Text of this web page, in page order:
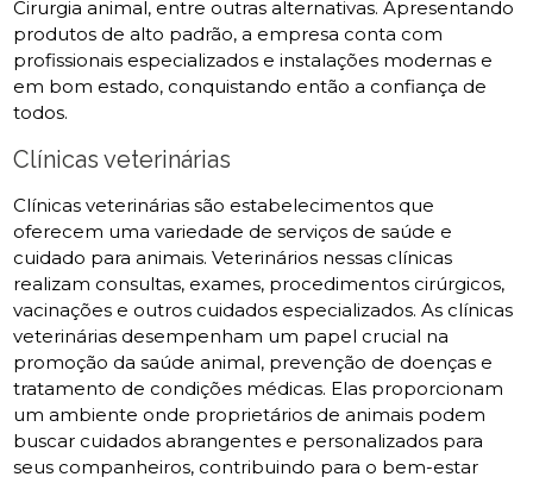
Cirurgia animal, entre outras alternativas. Apresentando
produtos de alto padrão, a empresa conta com
profissionais especializados e instalações modernas e
em bom estado, conquistando então a confiança de
todos.
Clínicas veterinárias
Clínicas veterinárias são estabelecimentos que
oferecem uma variedade de serviços de saúde e
cuidado para animais. Veterinários nessas clínicas
realizam consultas, exames, procedimentos cirúrgicos,
vacinações e outros cuidados especializados. As clínicas
veterinárias desempenham um papel crucial na
promoção da saúde animal, prevenção de doenças e
tratamento de condições médicas. Elas proporcionam
um ambiente onde proprietários de animais podem
buscar cuidados abrangentes e personalizados para
seus companheiros, contribuindo para o bem-estar